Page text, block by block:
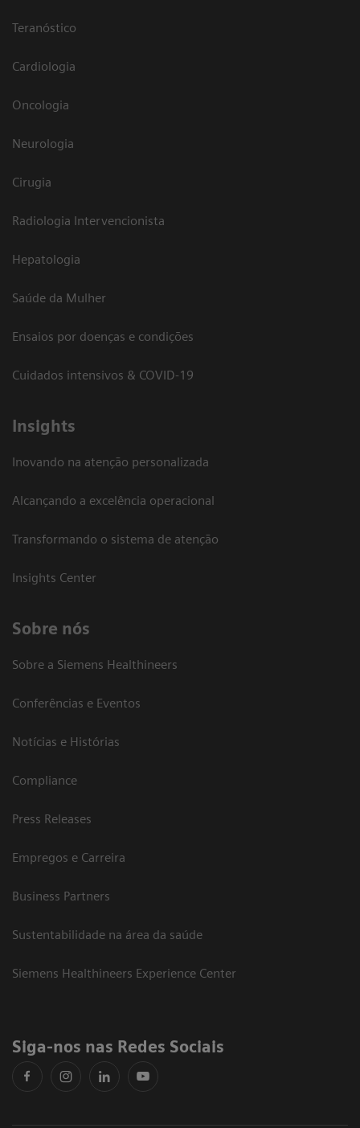
Teranóstico
Cardiologia
Oncologia
Neurologia
Cirugia
Radiologia Intervencionista
Hepatologia
Saúde da Mulher
Ensaios por doenças e condições
Cuidados intensivos & COVID-19
Insights
Inovando na atenção personalizada
Alcançando a excelência operacional
Transformando o sistema de atenção
Insights Center
Sobre nós
Sobre a Siemens Healthineers
Conferências e Eventos
Notícias e Histórias
Compliance
Press Releases
Empregos e Carreira
Business Partners
Sustentabilidade na área da saúde
Siemens Healthineers Experience Center
Siga-nos nas Redes Sociais